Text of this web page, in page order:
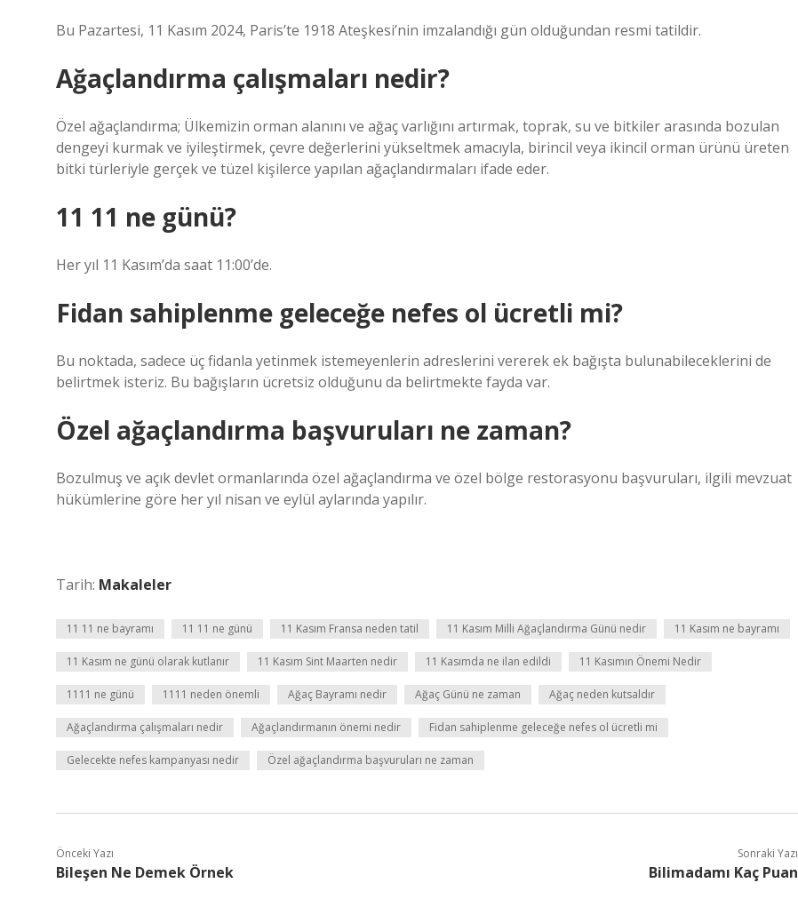
Bu Pazartesi, 11 Kasım 2024, Paris’te 1918 Ateşkesi’nin imzalandığı gün olduğundan resmi tatildir.
Ağaçlandırma çalışmaları nedir?
Özel ağaçlandırma; Ülkemizin orman alanını ve ağaç varlığını artırmak, toprak, su ve bitkiler arasında bozulan
dengeyi kurmak ve iyileştirmek, çevre değerlerini yükseltmek amacıyla, birincil veya ikincil orman ürünü üreten
bitki türleriyle gerçek ve tüzel kişilerce yapılan ağaçlandırmaları ifade eder.
11 11 ne günü?
Her yıl 11 Kasım’da saat 11:00’de.
Fidan sahiplenme geleceğe nefes ol ücretli mi?
Bu noktada, sadece üç fidanla yetinmek istemeyenlerin adreslerini vererek ek bağışta bulunabileceklerini de
belirtmek isteriz. Bu bağışların ücretsiz olduğunu da belirtmekte fayda var.
Özel ağaçlandırma başvuruları ne zaman?
Bozulmuş ve açık devlet ormanlarında özel ağaçlandırma ve özel bölge restorasyonu başvuruları, ilgili mevzuat
hükümlerine göre her yıl nisan ve eylül aylarında yapılır.
Tarih: Makaleler
11 11 ne bayramı 11 11 ne günü 11 Kasım Fransa neden tatil 11 Kasım Milli Ağaçlandırma Günü nedir 11 Kasım ne bayramı
11 Kasım ne günü olarak kutlanır 11 Kasım Sint Maarten nedir 11 Kasımda ne ilan edildi 11 Kasımın Önemi Nedir
1111 ne günü 1111 neden önemli Ağaç Bayramı nedir Ağaç Günü ne zaman Ağaç neden kutsaldır
Ağaçlandırma çalışmaları nedir Ağaçlandırmanın önemi nedir Fidan sahiplenme geleceğe nefes ol ücretli mi
Gelecekte nefes kampanyası nedir Özel ağaçlandırma başvuruları ne zaman
Önceki Yazı
Bileşen Ne Demek Örnek
Sonraki Yazı
Bilimadamı Kaç Puan